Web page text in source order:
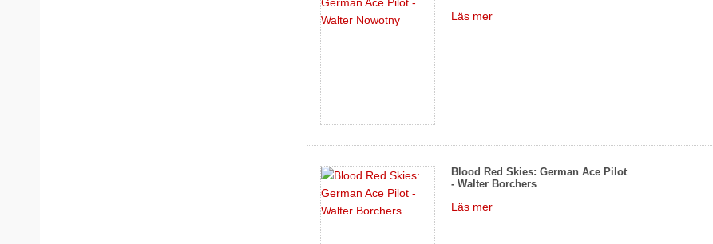
Läs mer
Blood Red Skies: German Ace Pilot
- Walter Borchers
Läs mer